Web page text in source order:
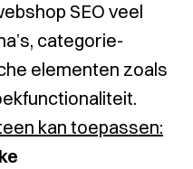
SEO veel
categorie-
elementen zoals
kan toepassen: